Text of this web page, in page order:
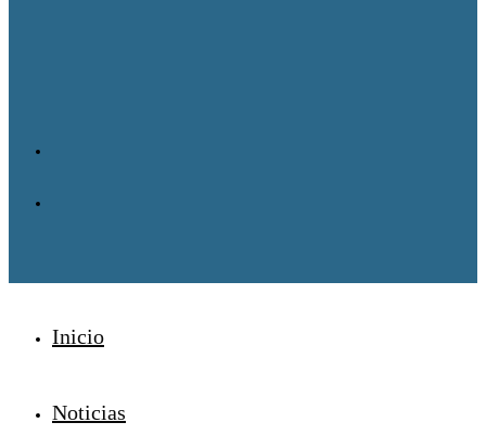
Inicio
Noticias